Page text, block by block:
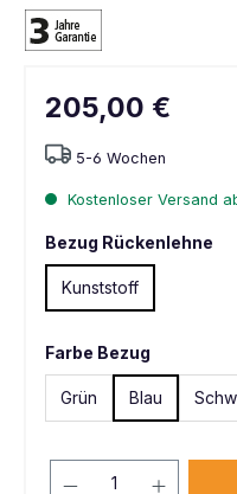
205,00 €
5-6 Wochen
Kostenloser Versand
Bezug Rückenlehne
Kunststoff
Farbe Bezug
Grün Blau